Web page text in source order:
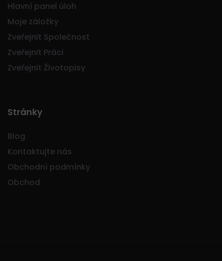
Hlavní panel úloh
Moje záložky
Zveřejnit Společnost
Zveřejnit Práci
Zveřejnit Životopisy
Stránky
Blog
Kontaktujte nás
Obchodní podmínky
Obchod